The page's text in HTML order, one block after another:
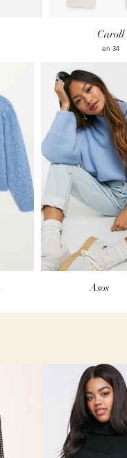
Caroll
en 34
Asos